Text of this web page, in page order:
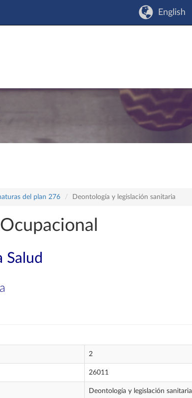
English
del plan 276 Deontología y legislación sanitaria
Salud
2
26011
Deontología y legislación sanitaria